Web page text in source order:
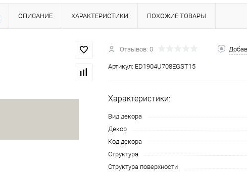
ОПИСАНИЕ ХАРАКТЕРИСТИКИ ПОХОЖИЕ ТОВАРЫ
Отзывов: 0
Артикул: ED1904U708EGST15
Характеристики:
Вид декора
Декор
Код декора
Структура
Структура поверхности